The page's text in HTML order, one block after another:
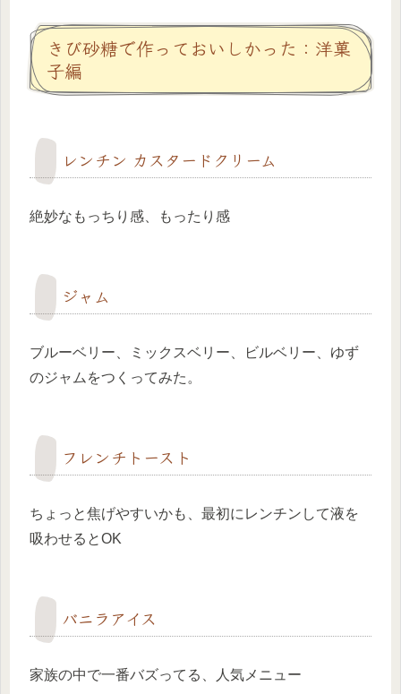
きび砂糖で作っておいしかった：洋菓
子編
レンチン カスタードクリーム
絶妙なもっちり感、もったり感
ジャム
ブルーベリー、ミックスベリー、ビルベリー、ゆず
のジャムをつくってみた。
フレンチトースト
ちょっと焦げやすいかも、最初にレンチンして液を
吸わせるとOK
バニラアイス
家族の中で一番バズってる、人気メニュー